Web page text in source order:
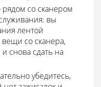
рядом со сканером
вы
лентой
вещи со сканера,
снова сдать на
убедитесь,